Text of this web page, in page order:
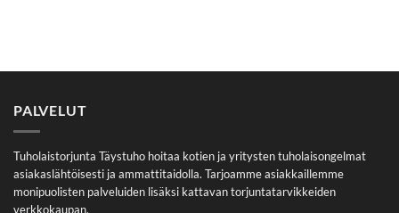
PALVELUT
Tuholaistorjunta Täystuho hoitaa kotien ja yritysten tuholaisongelmat
asiakaslähtöisesti ja ammattitaidolla. Tarjoamme asiakkaillemme
monipuolisten palveluiden lisäksi kattavan torjuntatarvikkeiden
verkkokaupan.